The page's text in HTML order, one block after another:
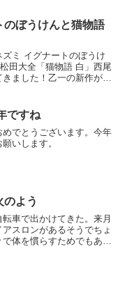
のぼうけんと猫物語
ズミ イグナートのぼうけ
田大全「猫物語 白」西尾
ました！乙一の新作が出
か。
ですね
めでとうございます。今年
いします。
のよう
車で出かけてきた。来月
スロンがあるそうでちょ
体を慣らすためでもあっ